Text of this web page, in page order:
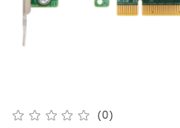
(0)